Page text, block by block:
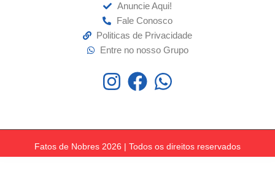
Anuncie Aqui!
Fale Conosco
Politicas de Privacidade
Entre no nosso Grupo
Fatos de Nobres 2026 | Todos os direitos reservados